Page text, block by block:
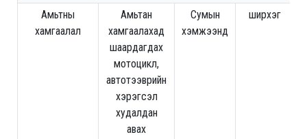
Амьтны
хамгаалал
Амьтан
хамгаалахад
шаардагдах
мотоцикл,
автотээврийн
хэрэгсэл
худалдан
авах
Сумын
хэмжээнд
ширхэг